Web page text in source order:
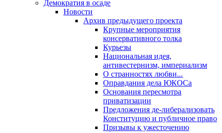
Демократия в осаде
Новости
Архив предыдущего проекта
Крупные мероприятия
консервативного толка
Курьезы
Национальная идея,
антивестернизм, империализм
О странностях любви...
Оправдания дела ЮКОСа
Основания пересмотра
приватизации
Предложения де-либерализовать
Конституцию и публичное право
Призывы к ужесточению